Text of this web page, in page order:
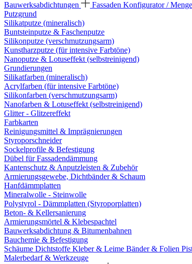
Bauwerksabdichtungen
Fassaden Konfigurator /
Putzgrund
Silikatputze (mineralisch)
Buntsteinputze & Faschenputze
Silikonputze (verschmutzungsarm)
Kunstharzputze (für intensive Farbtöne)
Nanoputze & Lotuseffekt (selbstreinigend)
Grundierungen
Silikatfarben (mineralisch)
Acrylfarben (für intensive Farbtöne)
Silikonfarben (verschmutzungsarm)
Nanofarben & Lotuseffekt (selbstreinigend)
Glitter - Glitzereffekt
Farbkarten
Reinigungsmittel & Imprägnierungen
Styroporschneider
Sockelprofile & Befestigung
Dübel für Fassadendämmung
Kantenschutz & Anputzleisten & Zubehör
Armierungsgewebe, Dichtbänder & Schaum
Hanfdämmplatten
Mineralwolle - Steinwolle
Polystyrol - Dämmplatten (Styroporplatten)
Beton- & Kellersanierung
Armierungsmörtel & Klebespachtel
Bauwerksabdichtung & Bitumenbahnen
Bauchemie & Befestigung
Schäume Dichtstoffe Kleber & Leime Bänder & Folien
Malerbedarf & Werkzeuge